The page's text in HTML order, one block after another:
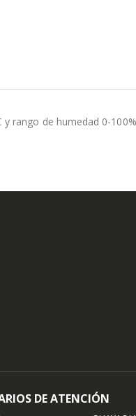
rango de humedad 0-100%
DE ATENCIÓN